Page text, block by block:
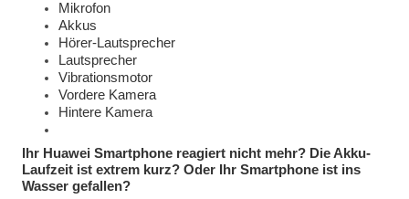
Mikrofon
Akkus
Hörer-Lautsprecher
Lautsprecher
Vibrationsmotor
Vordere Kamera
Hintere Kamera
Ihr Huawei Smartphone reagiert nicht mehr? Die Akku-
Laufzeit ist extrem kurz? Oder Ihr Smartphone ist ins
Wasser gefallen?